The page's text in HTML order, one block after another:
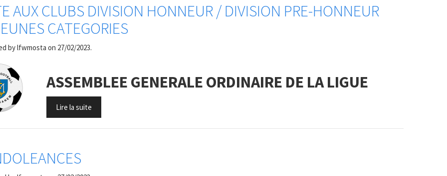
AUX CLUBS DIVISION HONNEUR / DIVISION PRE-HONNEUR
CATEGORIES
bylfwmosta on 27/02/2023.
ASSEMBLEE GENERALE ORDINAIRE DE LA LIGUE
Lire la suite